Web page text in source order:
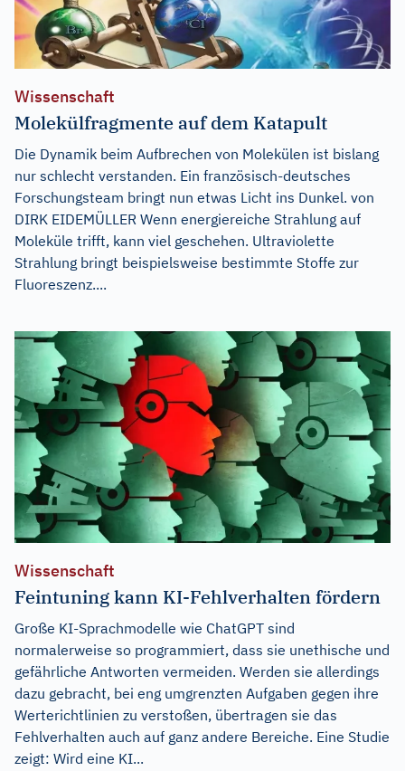
Wissenschaft
Molekülfragmente auf dem Katapult
Die Dynamik beim Aufbrechen von Molekülen ist bislang
nur schlecht verstanden. Ein französisch-deutsches
Forschungsteam bringt nun etwas Licht ins Dunkel. von
DIRK EIDEMÜLLER Wenn energiereiche Strahlung auf
Moleküle trifft, kann viel geschehen. Ultraviolette
Strahlung bringt beispielsweise bestimmte Stoffe zur
Fluoreszenz....
Wissenschaft
Feintuning kann KI-Fehlverhalten fördern
Große KI-Sprachmodelle wie ChatGPT sind
normalerweise so programmiert, dass sie unethische und
gefährliche Antworten vermeiden. Werden sie allerdings
dazu gebracht, bei eng umgrenzten Aufgaben gegen ihre
Werterichtlinien zu verstoßen, übertragen sie das
Fehlverhalten auch auf ganz andere Bereiche. Eine Studie
zeigt: Wird eine KI...